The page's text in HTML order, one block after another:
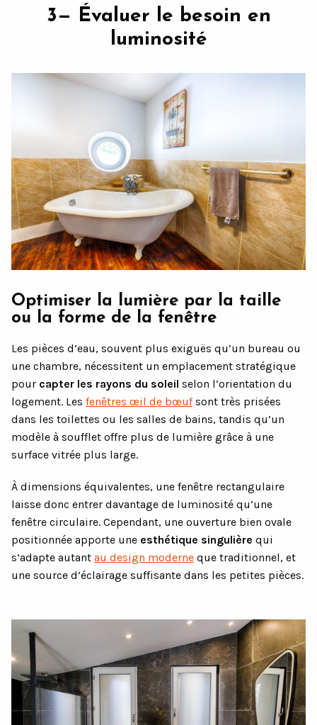
3— Évaluer le besoin en
luminosité
Optimiser la lumière par la taille
ou la forme de la fenêtre
Les pièces d’eau, souvent plus exiguës qu’un bureau ou
une chambre, nécessitent un emplacement stratégique
pour capter les rayons du soleil selon l’orientation du
logement. Les fenêtres œil de bœufsont très prisées
dans les toilettes ou les salles de bains, tandis qu’un
modèle à soufflet offre plus de lumière grâce à une
surface vitrée plus large.
À dimensions équivalentes, une fenêtre rectangulaire
laisse donc entrer davantage de luminosité qu’une
fenêtre circulaire. Cependant, une ouverture bien ovale
positionnée apporte une esthétique singulière qui
s’adapte autant au design moderne que traditionnel, et
une source d’éclairage suffisante dans les petites pièces.